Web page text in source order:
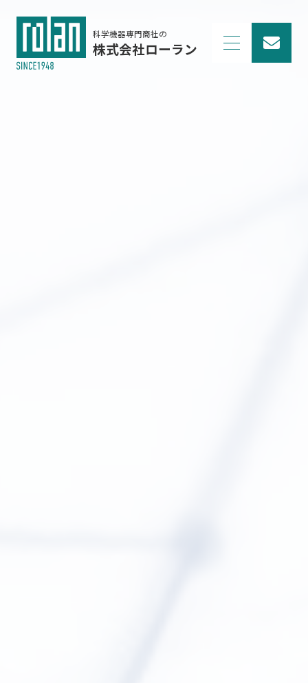
科学機器専門商社の
株式会社ローラン